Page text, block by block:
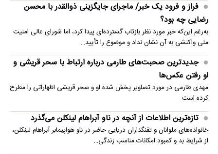
فراز و فرود یک خبر/ ماجرای جایگزینی ذوالقدر با محسن
رضایی چه بود؟
به‌رغم این‌که خبر مورد نظر بازتاب گسترده‌ای پیدا کرد، اما شورای عالی امنیت
ملی واکنشی به آن نشان نداد و موضوع را تأیید…
جدیدترین صحبت‌های طارمی درباره ارتباط با سحر قریشی و
لو رفتن عکس‌ها
مهدی طارمی در مورد تصاویر پخش شده او و سحر قریشی اظهاراتی را مطرح
کرده است.
تازه‌ترین اطلاعات از آنچه در ناو آبراهام لینکلن می‌گذرد
خانواده‌های ملوانان و تفنگداران دریایی حاضر در ناو هواپیمابر آبراهام لینکلن،
از شرایط بد و کمبود امکانات مناسب زندگی…